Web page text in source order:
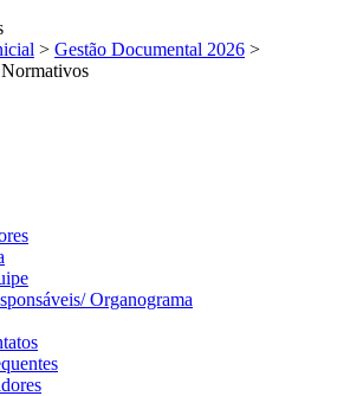
> Gestão Documental 2026 >
Organograma